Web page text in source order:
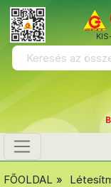
FŐOLDAL